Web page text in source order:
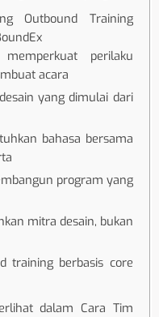
Outbound Training
perilaku
acara
yang dimulai dari
bahasa bersama
program yang
mitra desain, bukan
training berbasis core
dalam Cara Tim